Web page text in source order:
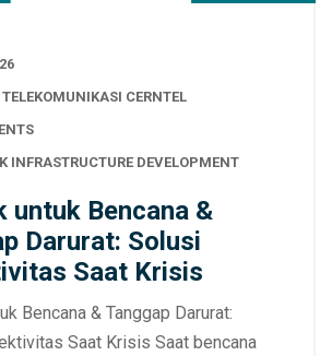
CERNTEL
INFRASTRUCTURE DEVELOPMENT
untuk Bencana &
Darurat: Solusi
Saat Krisis
Bencana & Tanggap Darurat:
Saat Krisis Saat bencana